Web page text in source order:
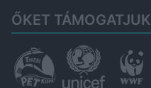
ŐKET TÁMOGATJUK